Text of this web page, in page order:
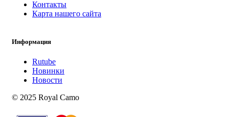
Контакты
Карта нашего сайта
Информация
Rutube
Новинки
Новости
© 2025 Royal Camo